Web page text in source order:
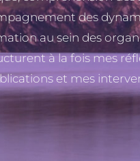
des
au sein des
à la fois mes
et mes